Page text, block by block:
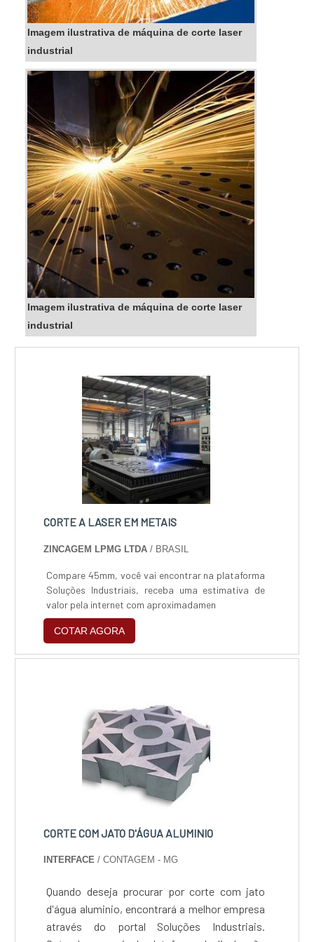
Imagem ilustrativa de máquina de corte laser
industrial
Imagem ilustrativa de máquina de corte laser
industrial
CORTE A LASER EM METAIS
ZINCAGEM LPMG LTDA / BRASIL
Compare 45mm, você vai encontrar na plataforma
Soluções Industriais, receba uma estimativa de
valor pela internet com aproximadamen
COTAR AGORA
CORTE COM JATO D'ÁGUA ALUMINIO
INTERFACE / CONTAGEM - MG
Quando deseja procurar por corte com jato
d'água aluminio, encontrará a melhor empresa
através do portal Soluções Industriais.